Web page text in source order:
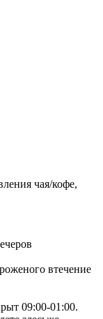
чая/кофе,
втечение
09:00-01:00.